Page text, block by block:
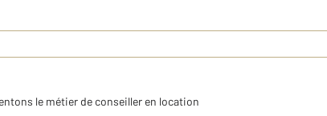
le métier de conseiller en location